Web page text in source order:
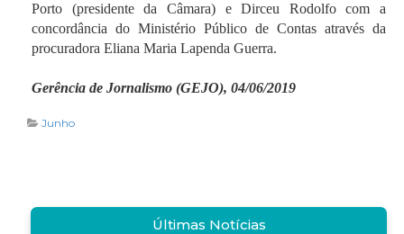
Porto (presidente da Câmara) e Dirceu Rodolfo com a
concordância do Ministério Público de Contas através da
procuradora Eliana Maria Lapenda Guerra.
Gerência de Jornalismo (GEJO), 04/06/2019
Junho
Últimas Notícias